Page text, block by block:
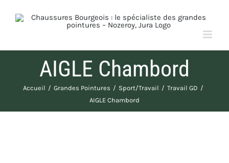
AIGLE Chambord
Accueil Grandes Pointures Sport/Travail
Travail GD
AIGLE Chambord